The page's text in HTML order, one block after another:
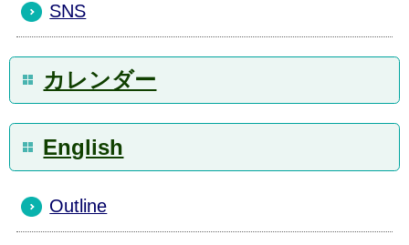
SNS
カレンダー
English
Outline